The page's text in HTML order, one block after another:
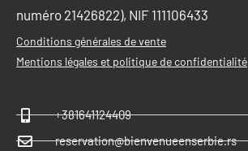
numéro 21426822), NIF 111106433
Conditions générales de vente
Mentions légales et politique de confidentialité
+381641124409
reservation@bienvenueenserbie.rs